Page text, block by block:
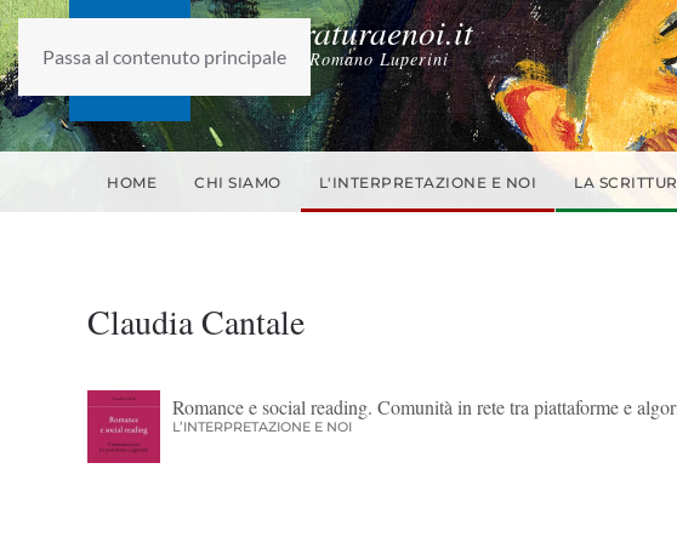
Passa al contenuto principale
laletteraturaenoi.it
fondato da Romano Luperini
HOME CHI SIAMO L'INTERPRETAZIONE E NOI LA
Claudia Cantale
Romance e social reading. Comunità in rete tra piattaforme e
L’INTERPRETAZIONE E NOI